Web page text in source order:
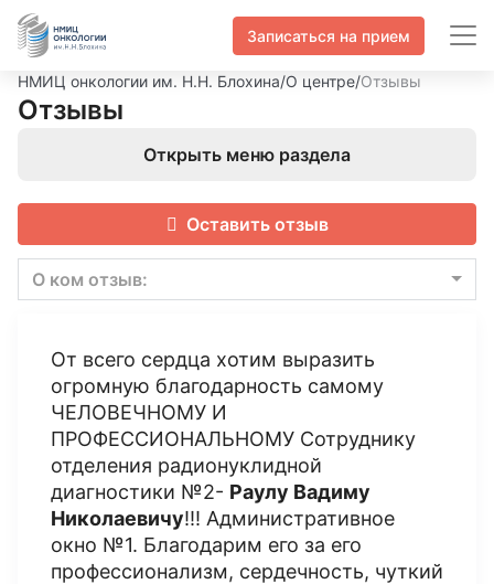
Записаться на прием
НМИЦ онкологии им. Н.Н. Блохина/О центре/Отзывы
Отзывы
Открыть меню раздела
Оставить отзыв
О ком отзыв:
От всего сердца хотим выразить
огромную благодарность самому
ЧЕЛОВЕЧНОМУ И
ПРОФЕССИОНАЛЬНОМУ Сотруднику
отделения радионуклидной
диагностики №2- Раулу Вадиму
Николаевичу!!! Административное
окно №1. Благодарим его за его
профессионализм, сердечность, чуткий